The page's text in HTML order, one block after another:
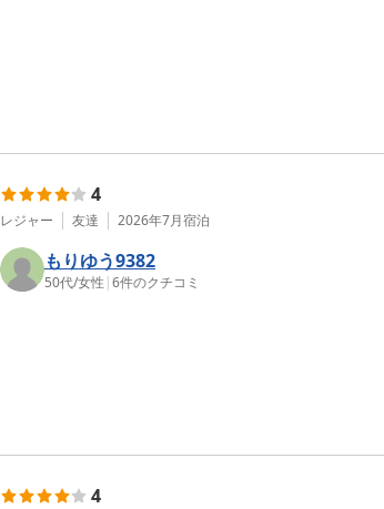
4
レジャー 友達 2026年7月宿泊
もりゆう9382
50代/女性 |6件のクチコミ
4